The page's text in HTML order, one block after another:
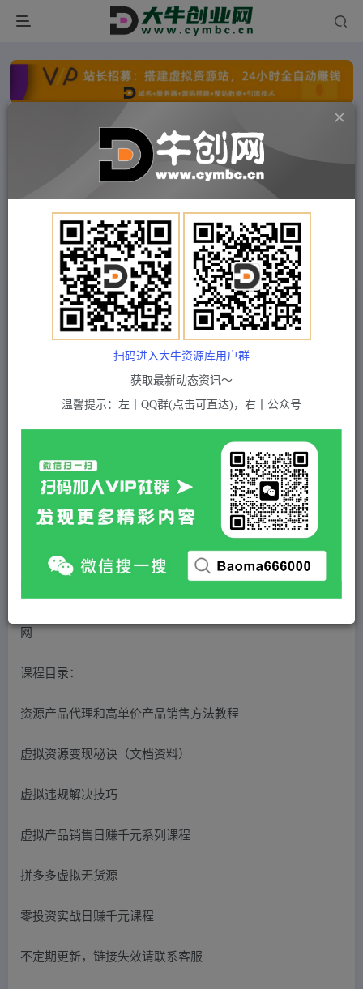
点击开通分站+ 每日收入300+
文字广告火爆招租 文字广告火爆招租
文字广告火爆招租
文字广告火爆招租 文字广告火爆招租
付费项目 冒泡网 正文
拼多多虚拟店铺，新手开网店注册自动发货教程
Train03
关注
拼多多虚拟店铺，新手开网店注册自动发货教程
黄金会员 2 超级会员(永久VIP) 免费
登录购买
站长QQ：1970819299
验证码错误，网址最后 pwd 前面的 ? 换成 &
课程目录：
资源产品代理和高单价产品销售方法教程
虚拟资源变现秘诀（文档资料）
虚拟违规解决技巧
虚拟产品销售日赚千元系列课程
拼多多虚拟无货源
零投资实战日赚千元课程
不定期更新，链接失效请联系客服
扫码进入大牛资源库用户群
获取最新动态资讯～
温馨提示：左丨QQ群(点击可直达)，右丨公众号